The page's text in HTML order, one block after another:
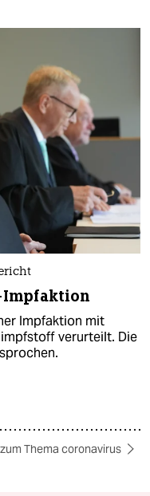
Impfaktion
Impfaktion mit
verurteilt. Die
Thema coronavirus